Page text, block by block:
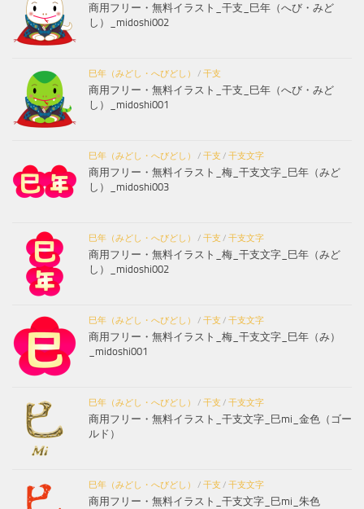
商用フリー・無料イラスト_干支_巳年（へび・みど
し）_midoshi002
巳年（みどし・へびどし） / 干支
商用フリー・無料イラスト_干支_巳年（へび・みど
し）_midoshi001
巳年（みどし・へびどし） / 干支 / 干支文字
商用フリー・無料イラスト_梅_干支文字_巳年（みど
し）_midoshi003
巳年（みどし・へびどし） / 干支 / 干支文字
商用フリー・無料イラスト_梅_干支文字_巳年（みど
し）_midoshi002
巳年（みどし・へびどし） / 干支 / 干支文字
商用フリー・無料イラスト_梅_干支文字_巳年（み）
_midoshi001
巳年（みどし・へびどし） / 干支 / 干支文字
商用フリー・無料イラスト_干支文字_巳mi_金色（ゴー
ルド）
巳年（みどし・へびどし） / 干支 / 干支文字
商用フリー・無料イラスト_干支文字_巳mi_朱色